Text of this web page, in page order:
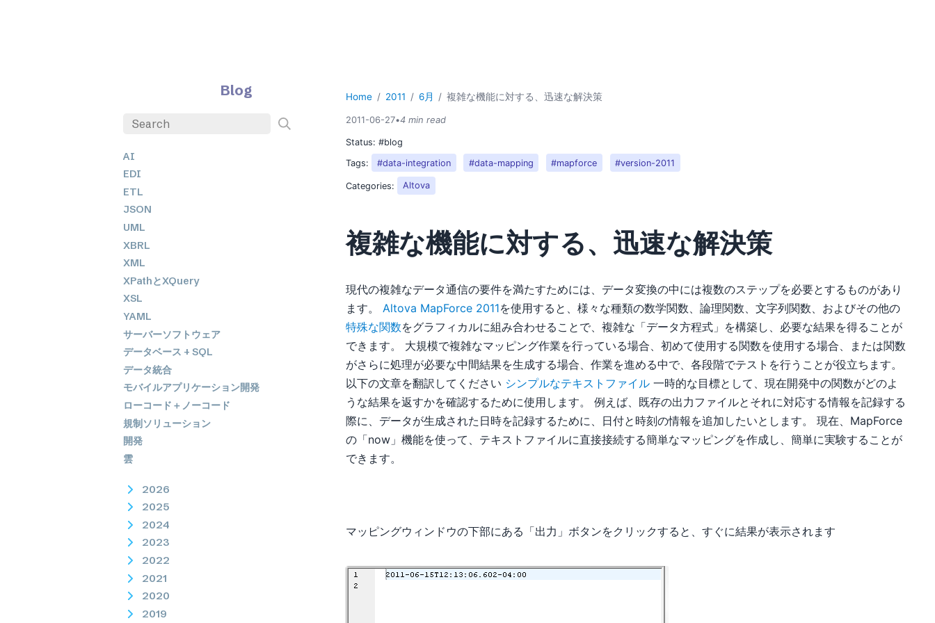
Blog
AI
EDI
ETL
JSON
UML
XBRL
XML
XPathとXQuery
XSL
YAML
サーバーソフトウェア
データベース + SQL
データ統合
モバイルアプリケーション開発
ローコード＋ノーコード
規制ソリューション
開発
雲
2026
2025
2024
2023
2022
2021
2020
2019
Home 2011 6月 複雑な機能に対する、迅速な解決策
2011-06-27•4 min read
Status:#blog
Tags:
#data-integration #data-mapping #mapforce #version-2011
Categories: Altova
複雑な機能に対する、迅速な解決策
現代の複雑なデータ通信の要件を満たすためには、データ変換の中には複数のステップを必要とするものがあり
ます。Altova MapForce 2011を使用すると、様々な種類の数学関数、論理関数、文字列関数、およびその他の
特殊な関数をグラフィカルに組み合わせることで、複雑な「データ方程式」を構築し、必要な結果を得ることが
できます。 大規模で複雑なマッピング作業を行っている場合、初めて使用する関数を使用する場合、または関数
がさらに処理が必要な中間結果を生成する場合、作業を進める中で、各段階でテストを行うことが役立ちます。
以下の文章を翻訳してください シンプルなテキストファイル 一時的な目標として、現在開発中の関数がどのよ
うな結果を返すかを確認するために使用します。 例えば、既存の出力ファイルとそれに対応する情報を記録する
際に、データが生成された日時を記録するために、日付と時刻の情報を追加したいとします。 現在、MapForce
の「now」機能を使って、テキストファイルに直接接続する簡単なマッピングを作成し、簡単に実験することが
できます。
マッピングウィンドウの下部にある「出力」ボタンをクリックすると、すぐに結果が表示されます